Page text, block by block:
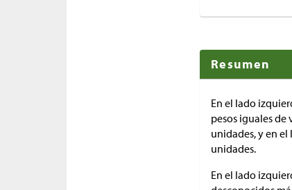
Resumen
En el lado
pesos iguales de
unidades, y en
unidades.
En el lado